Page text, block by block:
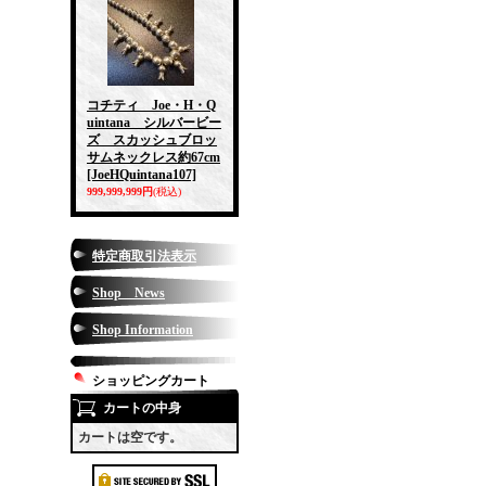
コチティ Joe・H・Q
uintana シルバービー
ズ スカッシュブロッ
サムネックレス約67cm
[JoeHQuintana107]
999,999,999円(税込)
特定商取引法表示
Shop News
Shop Information
ショッピングカート
カートの中身
カートは空です。